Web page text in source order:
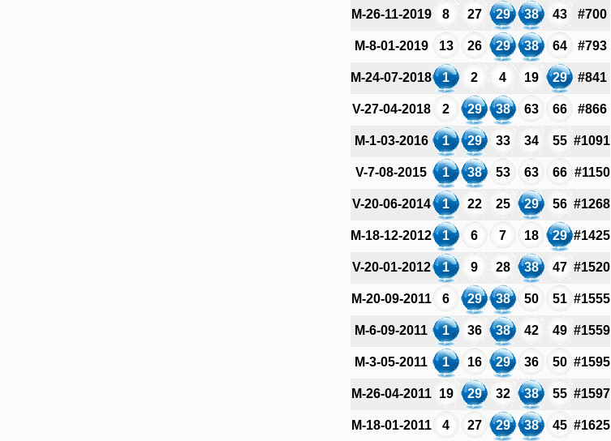
M-26-11-2019 8 27 29 38 43 #700
M-8-01-2019 13 26 29 38 64 #793
M-24-07-2018 1 2 4 19 29 #841
V-27-04-2018 2 29 38 63 66 #866
M-1-03-2016 1 29 33 34 55 #1091
V-7-08-2015 1 38 53 63 66 #1150
V-20-06-2014 1 22 25 29 56 #1268
M-18-12-2012 1 6 7 18 29 #1425
V-20-01-2012 1 9 28 38 47 #1520
M-20-09-2011 6 29 38 50 51 #1555
M-6-09-2011 1 36 38 42 49 #1559
M-3-05-2011 1 16 29 36 50 #1595
M-26-04-2011 19 29 32 38 55 #1597
M-18-01-2011 4 27 29 38 45 #1625